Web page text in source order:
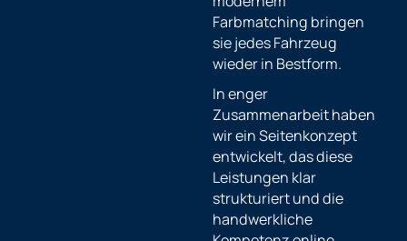
Farbmatching bringen
sie jedes Fahrzeug
wieder in Bestform.
In enger
Zusammenarbeit haben
wir ein Seitenkonzept
entwickelt, das diese
Leistungen klar
strukturiert und die
handwerkliche